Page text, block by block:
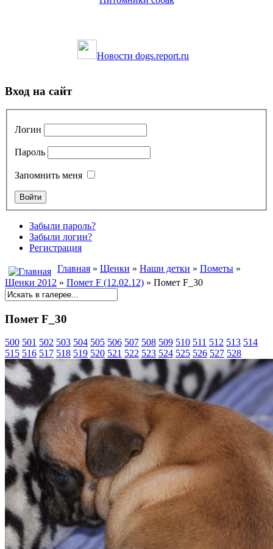
Новости dogs.report.ru
Вход на сайт
Логин
Пароль
Запомнить меня
Забыли пароль?
Забыли логин?
Регистрация
Главная » Щенки » Наши детки » Пометы »
Щенки 2012 » Помет F (12.02.12) » Помет F_30
Помет F_30
500 501 502 503 504 505 506 507 508 509 510 511 512 513 514
515 516 517 518 519 520 521 522 523 524 525 526 527 528